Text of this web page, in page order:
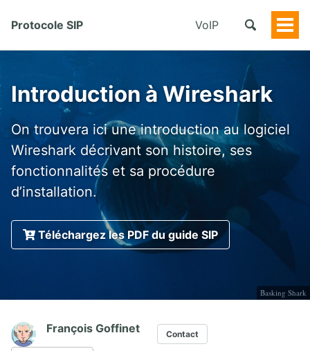
Protocole SIP VoIP
Introduction à Wireshark
On trouvera ici une introduction au logiciel
Wireshark décrivant son histoire, ses
fonctionnalités et sa procédure
d’installation.
Téléchargez les PDF du guide SIP
Basking Shark
François Goffinet Contact